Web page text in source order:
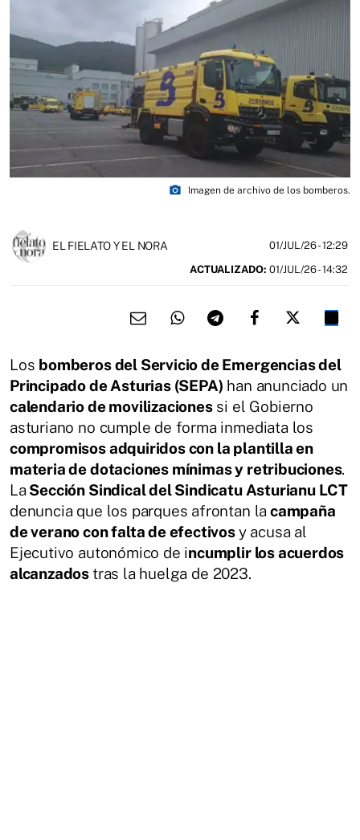
photo_camera Imagen de archivo de los bomberos.
EL FIELATO Y EL NORA 01/JUL/26- 12:29
ACTUALIZADO: 01/JUL/26 - 14:32
Los bomberos del Servicio de Emergencias del
Principado de Asturias (SEPA) han anunciado un
calendario de movilizacionessi el Gobierno
asturiano no cumple de forma inmediata los
compromisos adquiridos con la plantilla en
materia de dotaciones mínimas y retribuciones.
La Sección Sindical del Sindicatu Asturianu LCT
denuncia que los parques afrontan la campaña
de verano con falta de efectivosy acusa al
Ejecutivo autonómico de incumplir los acuerdos
alcanzados tras la huelga de 2023.